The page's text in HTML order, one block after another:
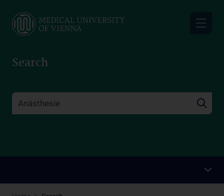
main
Search